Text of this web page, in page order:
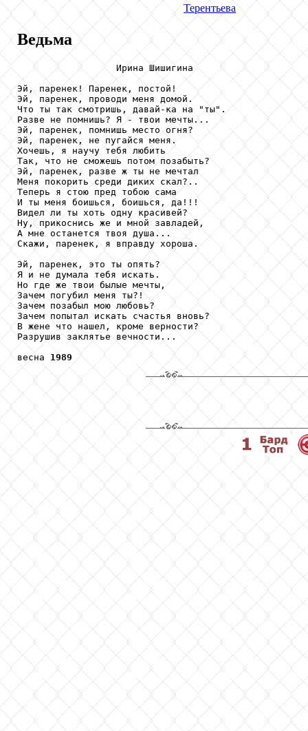
Терентьева
Ведьма
                  Ирина Шишигина
Эй, паренек! Паренек, постой!
Эй, паренек, проводи меня домой.
Что ты так смотришь, давай-ка на "ты".
Разве не помнишь? Я - твои мечты...
Эй, паренек, помнишь место огня?
Эй, паренек, не пугайся меня.
Хочешь, я научу тебя любить
Так, что не сможешь потом позабыть?
Эй, паренек, разве ж ты не мечтал
Меня покорить среди диких скал?..
Теперь я стою пред тобою сама
И ты меня боишься, боишься, да!!!
Видел ли ты хоть одну красивей?
Ну, прикоснись же и мной завладей,
А мне останется твоя душа...
Скажи, паренек, я вправду хороша.
Эй, паренек, это ты опять?
Я и не думала тебя искать.
Но где же твои былые мечты,
Зачем погубил меня ты?!
Зачем позабыл мою любовь?
Зачем попытал искать счастья вновь?
В жене что нашел, кроме верности?
Разрушив заклятье вечности...
весна 1989